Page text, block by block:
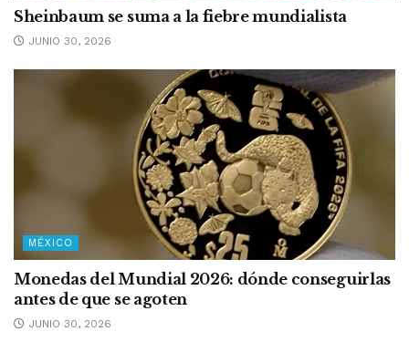
Sheinbaum se suma a la fiebre mundialista
JUNIO 30, 2026
MÉXICO
Monedas del Mundial 2026: dónde conseguirlas
antes de que se agoten
JUNIO 30, 2026